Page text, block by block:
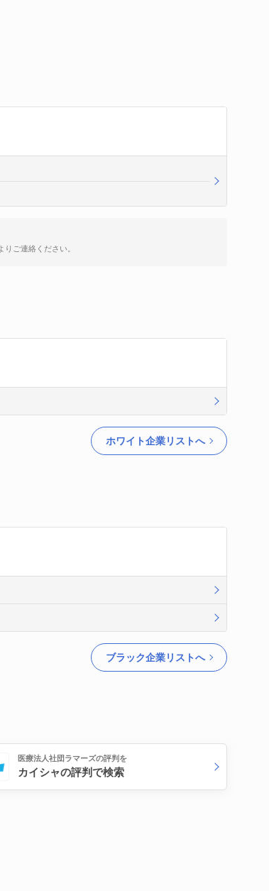
りご連絡ください。
ホワイト企業リストへ
ブラック企業リストへ
医療法人社団ラマーズの評判を
カイシャの評判で検索